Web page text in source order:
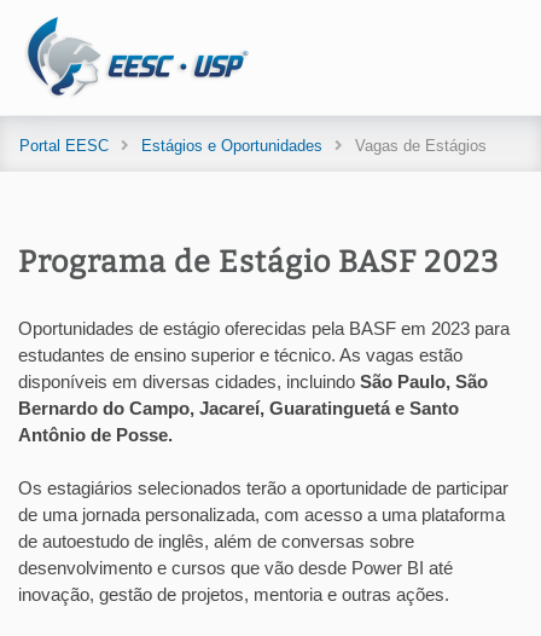
Portal EESC Estágios e Oportunidades Vagas de Estágios
Programa de Estágio BASF 2023
Oportunidades de estágio oferecidas pela BASF em 2023 para
estudantes de ensino superior e técnico. As vagas estão
disponíveis em diversas cidades, incluindo São Paulo, São
Bernardo do Campo, Jacareí, Guaratinguetá e Santo
Antônio de Posse.
Os estagiários selecionados terão a oportunidade de participar
de uma jornada personalizada, com acesso a uma plataforma
de autoestudo de inglês, além de conversas sobre
desenvolvimento e cursos que vão desde Power BI até
inovação, gestão de projetos, mentoria e outras ações.